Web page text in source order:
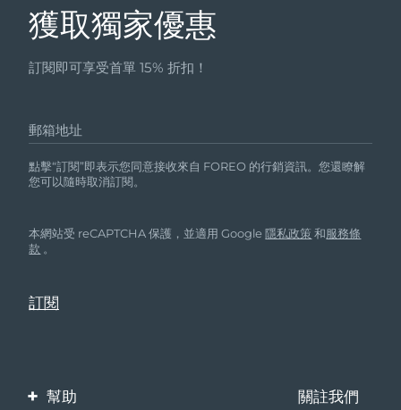
獲取獨家優惠
訂閱即可享受首單 15% 折扣！
郵箱地址
點擊“訂閱”即表示您同意接收來自 FOREO 的行銷資訊。您還瞭解
您可以隨時取消訂閱。
本網站受 reCAPTCHA 保護，並適用 Google隱私政策 和服務條
款 。
幫助 關註我們